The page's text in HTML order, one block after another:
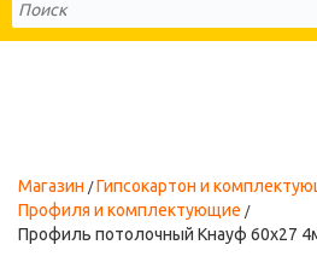
Магазин
Гипсокартон и
Профиля и комплектующие
Профиль потолочный Кнауф 60х27